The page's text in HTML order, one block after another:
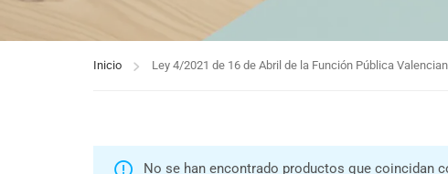
Inicio Ley 4/2021 de 16 de Abril de la Función Pública
No se han encontrado productos que coincidan